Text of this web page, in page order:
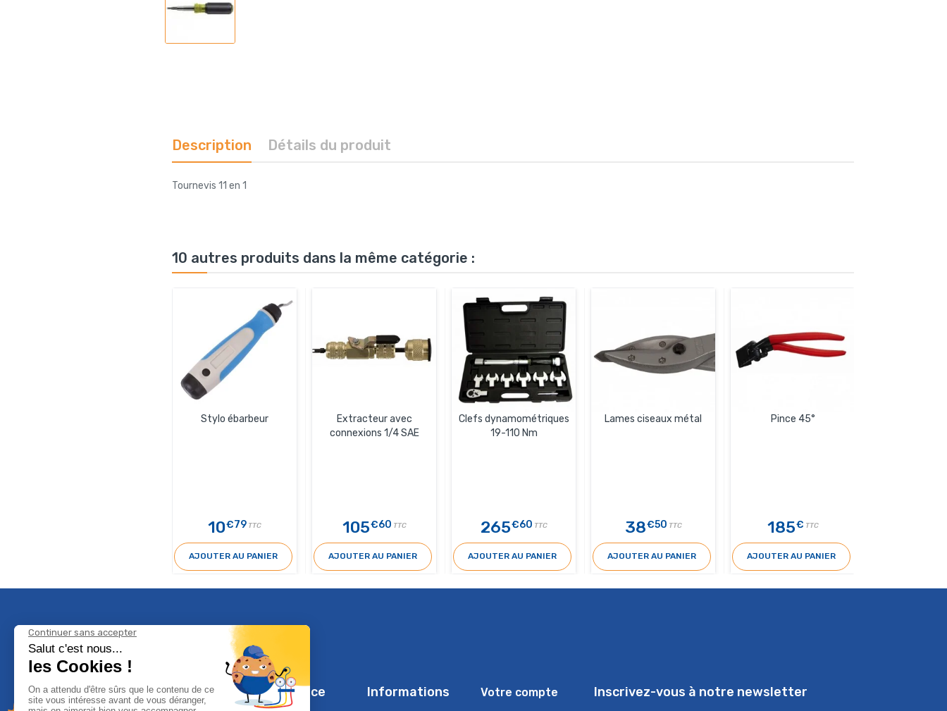
Description Détails du produit
Tournevis 11 en 1
10 autres produits dans la même catégorie :
Stylo ébarbeur
10€79 TTC
AJOUTER AU PANIER
Extracteur avec
connexions 1/4 SAE
105€60 TTC
AJOUTER AU PANIER
Clefs dynamométriques
19-110 Nm
265€60 TTC
AJOUTER AU PANIER
Lames ciseaux métal
38€50 TTC
AJOUTER AU PANIER
Pince 45°
185€ TTC
AJOUTER AU PANIER
Climservice Informations Votre compte Inscrivez-vous à notre newsletter